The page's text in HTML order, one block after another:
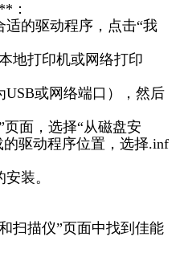
：
的驱动程序，点击“我
地打印机或网络打印
或网络端口），然后
面，选择“从磁盘安
驱动程序位置，选择.inf
装。
扫描仪”页面中找到佳能